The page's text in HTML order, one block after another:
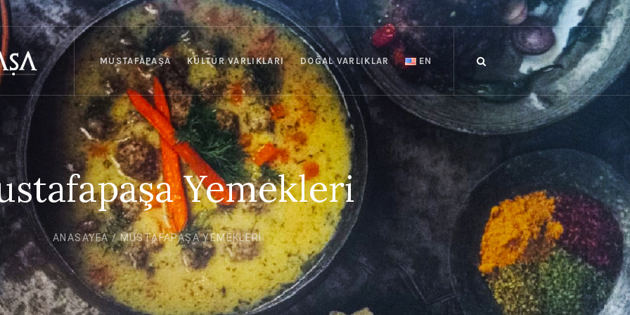
MUSTAFAPAŞA KÜLTÜR VARLIKLARI DOĞAL VARLIKLAR EN
Yemekleri
ANASAYFA / MUSTAFAPAŞA YEMEKLERI